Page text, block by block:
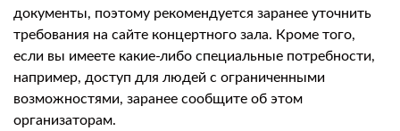
документы, поэтому рекомендуется заранее уточнить
требования на сайте концертного зала. Кроме того,
если вы имеете какие-либо специальные потребности,
например, доступ для людей с ограниченными
возможностями, заранее сообщите об этом
организаторам.